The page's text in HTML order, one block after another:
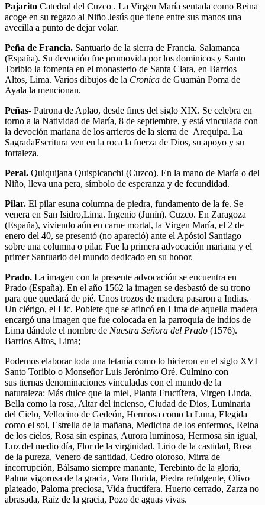
Pajarito Catedral del Cuzco . La Virgen María sentada como Reina
acoge en su regazo al Niño Jesús que tiene entre sus manos una
avecilla a punto de dejar volar.
Peña de Francia. Santuario de la sierra de Francia. Salamanca
(España). Su devoción fue promovida por los dominicos y Santo
Toribio la fomenta en el monasterio de Santa Clara, en Barrios
Altos, Lima. Varios dibujos de la Cronica de Guamán Poma de
Ayala la mencionan.
Peñas- Patrona de Aplao, desde fines del siglo XIX. Se celebra en
torno a la Natividad de María, 8 de septiembre, y está vinculada con
la devoción mariana de los arrieros de la sierra de Arequipa. La
SagradaEscritura ven en la roca la fuerza de Dios, su apoyo y su
fortaleza.
Peral. Quiquijana Quispicanchi (Cuzco). En la mano de María o del
Niño, lleva una pera, símbolo de esperanza y de fecundidad.
Pilar. El pilar esuna columna de piedra, fundamento de la fe. Se
venera en San Isidro,Lima. Ingenio (Junín). Cuzco. En Zaragoza
(España), viviendo aún en carne mortal, la Virgen María, el 2 de
enero del 40, se presentó (no apareció) ante el Apóstol Santiago
sobre una columna o pilar. Fue la primera advocación mariana y el
primer Santuario del mundo dedicado en su honor.
Prado. La imagen con la presente advocación se encuentra en
Prado (España). En el año 1562 la imagen se desbastó de su trono
para que quedará de pié. Unos trozos de madera pasaron a Indias.
Un clérigo, el Lic. Poblete que se afincó en Lima de aquella madera
encargó una imagen que fue colocada en la parroquia de indios de
Lima dándole el nombre de Nuestra Señora del Prado (1576).
Barrios Altos, Lima;
Podemos elaborar toda una letanía como lo hicieron en el siglo XVI
Santo Toribio o Monseñor Luis Jerónimo Oré. Culmino con
sus tiernas denominaciones vinculadas con el mundo de la
naturaleza: Más dulce que la miel, Planta Fructífera, Virgen Linda,
Bella como la rosa, Altar del incienso, Ciudad de Dios, Luminaria
del Cielo, Vellocino de Gedeón, Hermosa como la Luna, Elegida
como el sol, Estrella de la mañana, Medicina de los enfermos, Reina
de los cielos, Rosa sin espinas, Aurora luminosa, Hermosa sin igual,
Luz del medio día, Flor de la virginidad. Lirio de la castidad, Rosa
de la pureza, Venero de santidad, Cedro oloroso, Mirra de
incorrupción, Bálsamo siempre manante, Terebinto de la gloria,
Palma vigorosa de la gracia, Vara florida, Piedra refulgente, Olivo
plateado, Paloma preciosa, Vida fructífera. Huerto cerrado, Zarza no
abrasada, Raíz de la gracia, Pozo de aguas vivas.